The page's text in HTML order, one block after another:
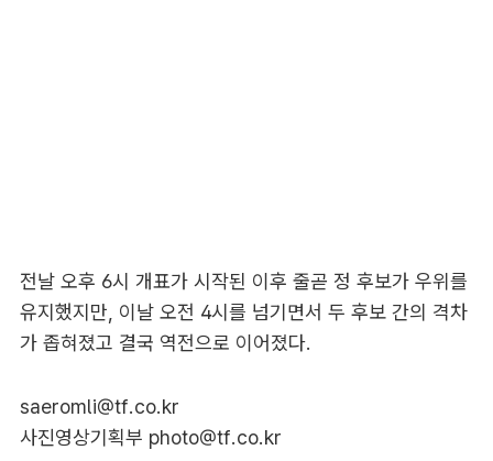
전날 오후 6시 개표가 시작된 이후 줄곧 정 후보가 우위를
유지했지만, 이날 오전 4시를 넘기면서 두 후보 간의 격차
가 좁혀졌고 결국 역전으로 이어졌다.
saeromli@tf.co.kr
사진영상기획부 photo@tf.co.kr